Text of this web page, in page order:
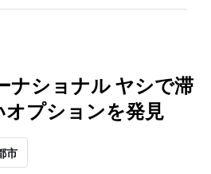
ナショナル ヤシで滞
プションを発見
市